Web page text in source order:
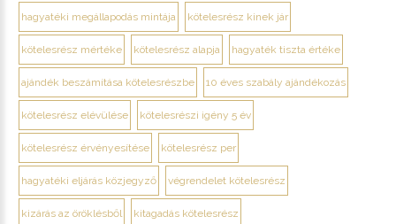
hagyatéki megállapodás mintája kötelesrész kinek jár
kötelesrész mértéke kötelesrész alapja hagyaték tiszta értéke
ajándék beszámítása kötelesrészbe 10 éves szabály ajándékozás
kötelesrész elévülése kötelesrészi igény 5 év
kötelesrész érvényesítése kötelesrész per
hagyatéki eljárás közjegyző végrendelet kötelesrész
kizárás az öröklésből kitagadás kötelesrész